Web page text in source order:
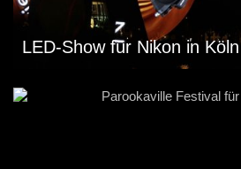
LED-Show für Nikon in Köln